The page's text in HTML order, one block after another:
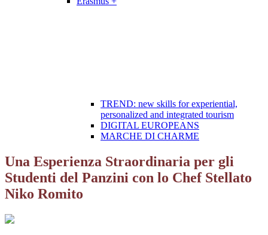
TREND: new skills for experiential,
personalized and integrated tourism
DIGITAL EUROPEANS
MARCHE DI CHARME
Una Esperienza Straordinaria per gli
Studenti del Panzini con lo Chef Stellato
Niko Romito